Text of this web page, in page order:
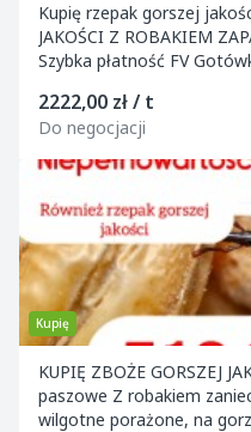
Kupię rzepak gorszej jakości zanieczyszczony
JAKOŚCI Z ROBAKIEM
Szybka płatność FV
2222,00 zł / t
Do negocjacji
Kupię
KUPIĘ ZBOŻE GORSZEJ JAKOŚCI również
paszowe Z robakiem
wilgotne porażone, na